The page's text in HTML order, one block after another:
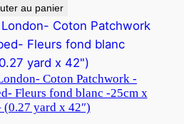
au panier
Coton Patchwork -
Fleurs fond blanc -25cm x
(0.27 yard x 42″)